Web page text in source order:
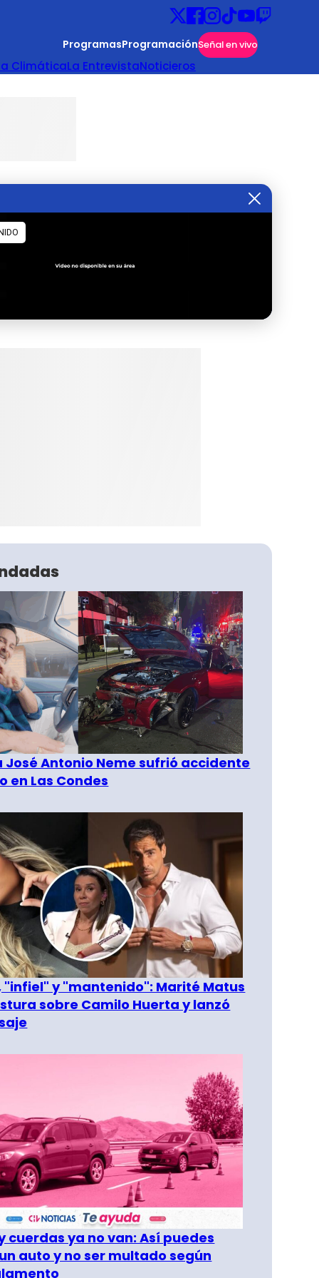
ProgramasProgramaciónSeñal en vivo
ClimáticaLa EntrevistaNoticieros
José Antonio Neme sufrió accidente
en Las Condes
"infiel" y "mantenido": Marité Matus
sobre Camilo Huerta y lanzó
cuerdas ya no van: Así puedes
auto y no ser multado según